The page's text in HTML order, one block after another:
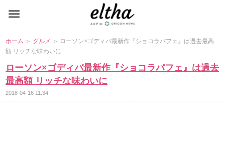
ホーム ＞ グルメ ＞ ローソン×ゴディバ最新作『ショコラパフェ』は過去最高
額 リッチな味わいに
ローソン×ゴディバ最新作『ショコラパフェ』は過去
最高額 リッチな味わいに
2018-04-16 11:34